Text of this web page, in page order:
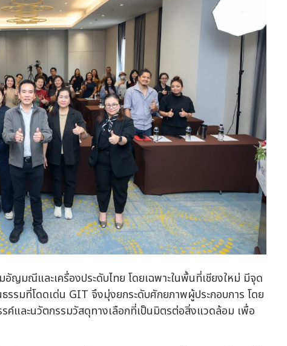
ญมณีและเครื่องประดับไทย โดยเฉพาะในพื้นที่เชียงใหม่ มีจุด
รมที่โดดเด่น GIT จึงมุ่งยกระดับศักยภาพผู้ประกอบการ โดย
ค์และนวัตกรรมวัสดุทางเลือกที่เป็นมิตรต่อสิ่งแวดล้อม เพื่อ